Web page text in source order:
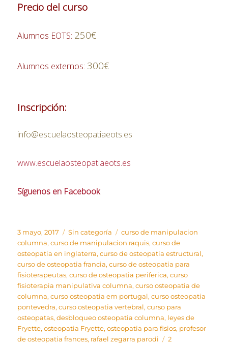
Precio del curso
Alumnos EOTS: 250€
Alumnos externos: 300€
Inscripción:
info@escuelaosteopatiaeots.es
www.escuelaosteopatiaeots.es
Síguenos en Facebook
Publicado
el
3 mayo, 2017 Categorías
Sin categoría Etiquetas
curso de manipulacion
columna,curso de manipulacion raquis,curso de
osteopatia en inglaterra,curso de osteopatia estructural,
curso de osteopatia francia,curso de osteopatia para
fisioterapeutas,curso de osteopatia periferica,curso
fisioterapia manipulativa columna,curso osteopatia de
columna,curso osteopatia em portugal,curso osteopatia
pontevedra,curso osteopatia vertebral,curso para
osteopatas,desbloqueo osteopatia columna, leyes de
Fryette,osteopatia Fryette,osteopatia para fisios, profesor
de osteopatia frances, rafael zegarra parodi
2